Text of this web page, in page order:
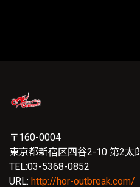
〒160-0004
東京都新宿区四谷2-10 第2太
TEL:03-5368-0852
URL: http://hor-outbreak.com/